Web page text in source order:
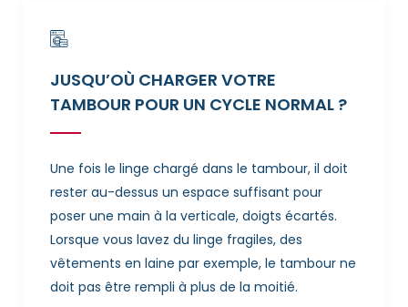
JUSQU’OÙ CHARGER VOTRE
TAMBOUR POUR UN CYCLE NORMAL ?
Une fois le linge chargé dans le tambour, il doit
rester au-dessus un espace suffisant pour
poser une main à la verticale, doigts écartés.
Lorsque vous lavez du linge fragiles, des
vêtements en laine par exemple, le tambour ne
doit pas être rempli à plus de la moitié.